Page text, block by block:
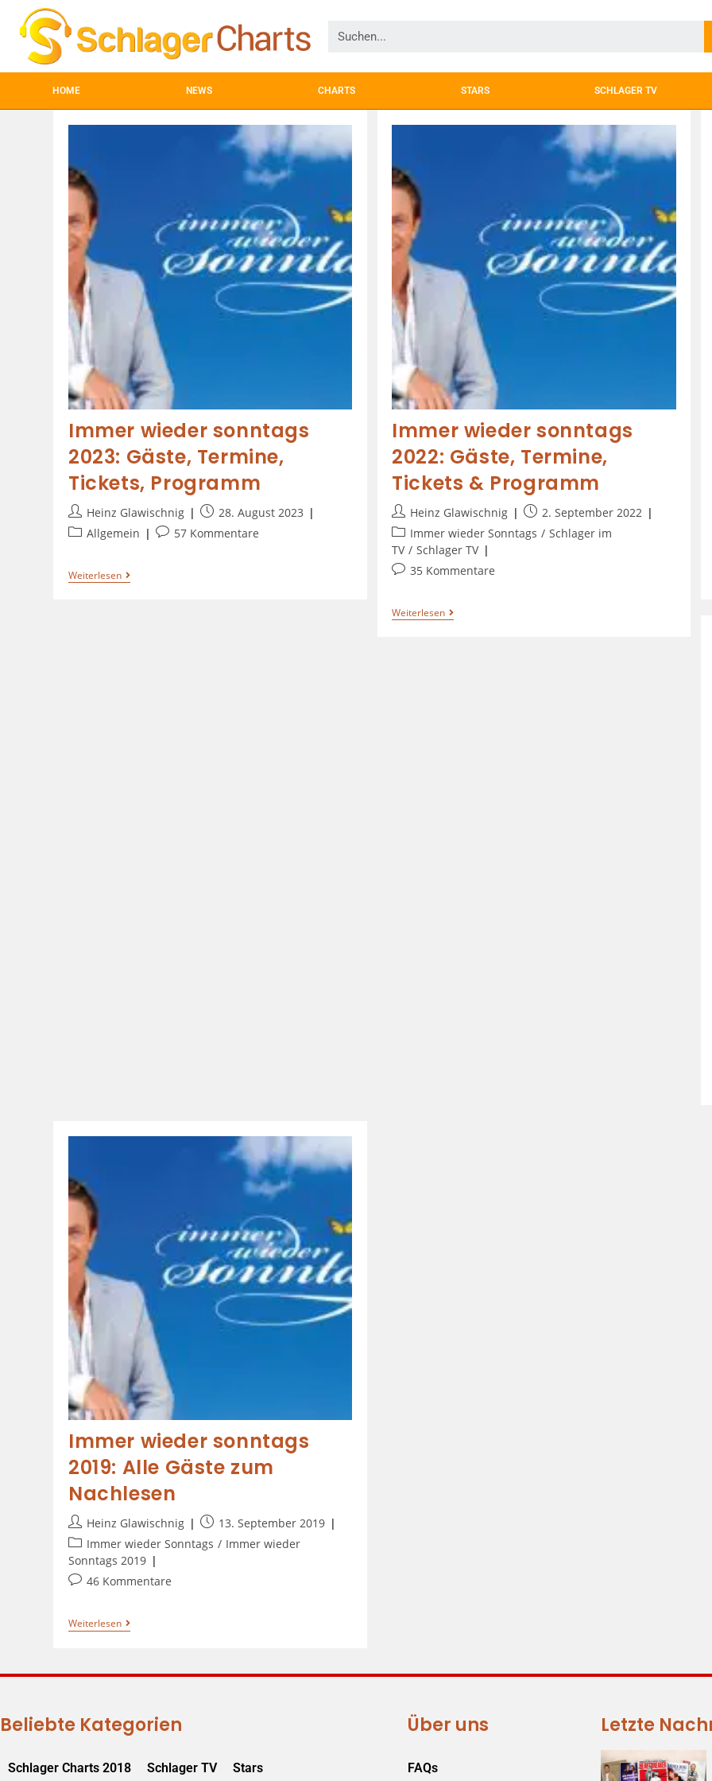
HOME NEWS CHARTS STARS SCHLAGER TV
Immer wieder sonntags
2023: Gäste, Termine,
Tickets, Programm
Heinz Glawischnig
28. August 2023
Allgemein
57 Kommentare
Weiterlesen
Immer wieder sonntags
2022: Gäste, Termine,
Tickets & Programm
Heinz Glawischnig
2. September 2022
Immer wieder Sonntags / Schlager im
TV / Schlager TV
35 Kommentare
Weiterlesen
Immer wieder sonntags
2019: Alle Gäste zum
Nachlesen
Heinz Glawischnig
13. September 2019
Immer wieder Sonntags / Immer wieder
Sonntags 2019
46 Kommentare
Weiterlesen
Beliebte Kategorien
Schlager Charts 2018 Schlager TV Stars
Über uns
FAQs
Letzte